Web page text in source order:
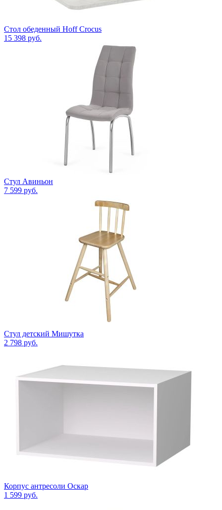
Стол обеденный Hoff Crocus
15 398 руб.
Стул Авиньон
7 599 руб.
Стул детский Мишутка
2 798 руб.
Корпус антресоли Оскар
1 599 руб.